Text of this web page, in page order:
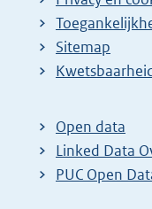
Sitemap
E
t
e
r
Open data
Linked Data
PUC Open